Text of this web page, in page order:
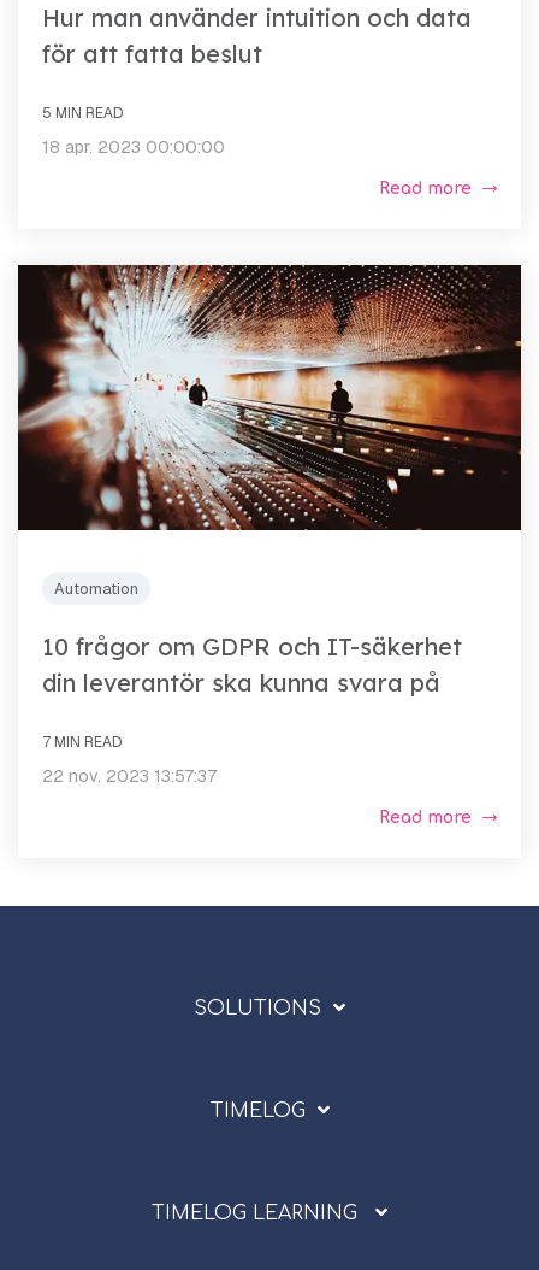
Hur man använder intuition och data
för att fatta beslut
5 MIN READ
18 apr. 2023 00:00:00
Read more
Automation
10 frågor om GDPR och IT-säkerhet
din leverantör ska kunna svara på
7 MIN READ
22 nov. 2023 13:57:37
Read more
SOLUTIONS
TIMELOG
TIMELOG LEARNING